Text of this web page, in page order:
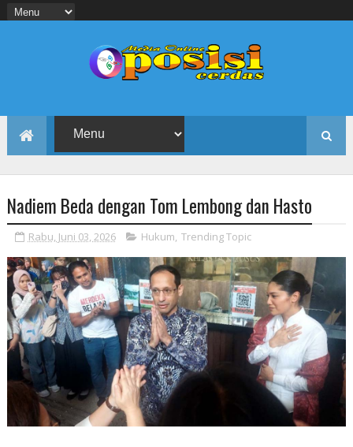
Nadiem Beda dengan Tom Lembong dan Hasto
Rabu, Juni 03, 2026 Hukum, Trending Topic